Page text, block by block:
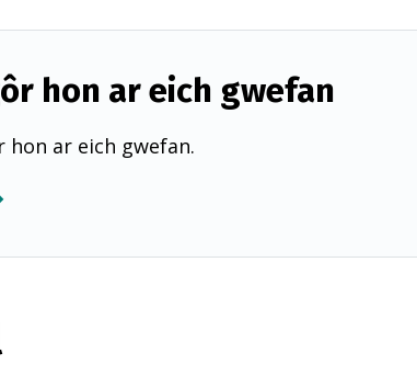
hon ar eich gwefan
hon ar eich gwefan.